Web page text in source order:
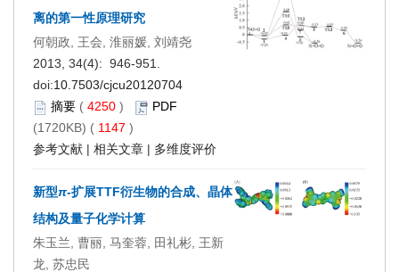
离的第一性原理研究
何朝政, 王会, 淮丽媛, 刘靖尧
2013, 34(4): 946-951.
doi:10.7503/cjcu20120704
摘要 ( 4250 )
PDF
(1720KB) ( 1147 )
参考文献 | 相关文章 | 多维度评价
新型π-扩展TTF衍生物的合成、晶体
结构及量子化学计算
朱玉兰, 曹丽, 马奎蓉, 田礼彬, 王新
龙, 苏忠民